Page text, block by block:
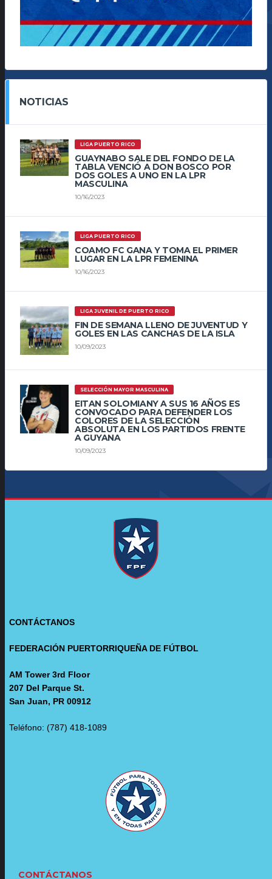
NOTICIAS
LIGA PUERTO RICO
GUAYNABO SALE DEL FONDO DE LA
TABLA VENCIÓ A DON BOSCO POR
DOS GOLES A UNO EN LA LPR
MASCULINA
10/16/2023
LIGA PUERTO RICO
COAMO FC GANA Y TOMA EL PRIMER
LUGAR EN LA LPR FEMENINA
10/16/2023
LIGA JUVENIL DE PUERTO RICO
FIN DE SEMANA LLENO DE JUVENTUD Y
GOLES EN LAS CANCHAS DE LA ISLA
10/09/2023
SELECCIÓN MAYOR MASCULINA
EITAN SOLOMIANY A SUS 16 AÑOS ES
CONVOCADO PARA DEFENDER LOS
COLORES DE LA SELECCIÓN
ABSOLUTA EN LOS PARTIDOS FRENTE
A GUYANA
10/09/2023
CONTÁCTANOS
FEDERACIÓN PUERTORRIQUEÑA DE FÚTBOL
AM Tower 3rd Floor
207 Del Parque St.
San Juan, PR 00912
Teléfono: (787) 418-1089
CONTÁCTANOS